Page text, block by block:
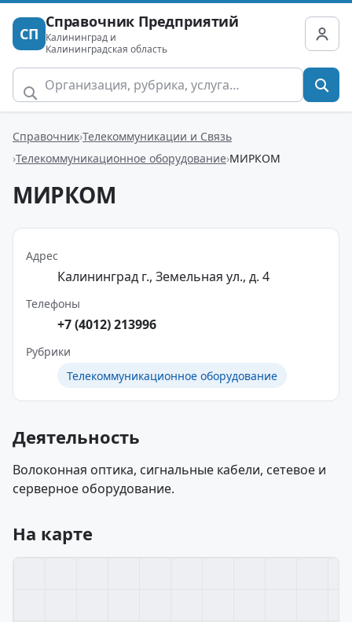
СП
Справочник Предприятий
Калининград и
Калининградская область
Справочник Телекоммуникации и Связь
Телекоммуникационное оборудование МИРКОМ
МИРКОМ
Адрес
Калининград г., Земельная ул., д. 4
Телефоны
+7 (4012) 213996
Рубрики
Телекоммуникационное оборудование
Деятельность
Волоконная оптика, сигнальные кабели, сетевое и
серверное оборудование.
На карте